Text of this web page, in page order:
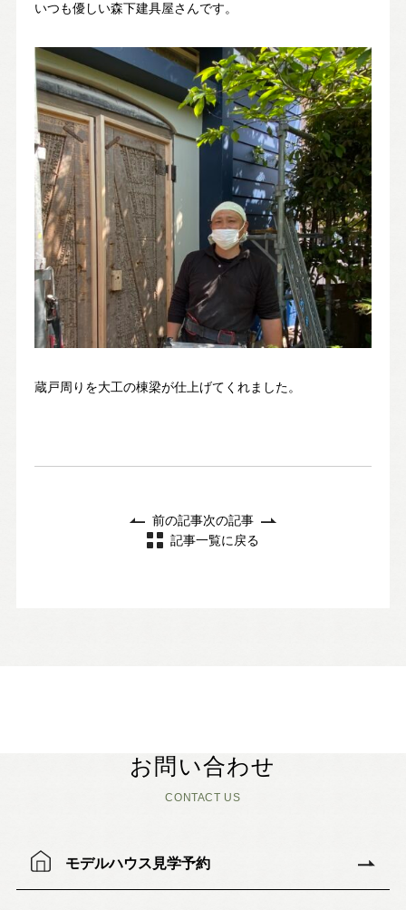
いつも優しい森下建具屋さんです。
蔵戸周りを大工の棟梁が仕上げてくれました。
前の記事
記事一覧に戻る
次の記事
お問い合わせ
CONTACT US
モデルハウス見学予約